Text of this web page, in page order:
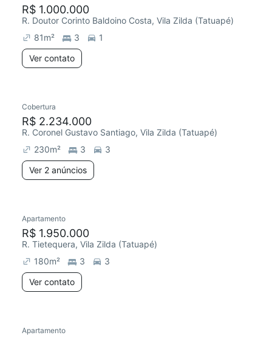
R$ 1.000.000
R. Doutor Corinto Baldoino Costa, Vila Zilda (Tatuapé)
81m² 3
1
Ver contato
Redecorar
Cobertura
R$ 2.234.000
R. Coronel Gustavo Santiago, Vila Zilda (Tatuapé)
230m² 3
3
Ver 2 anúncios
Redecorar
Apartamento
R$ 1.950.000
R. Tietequera, Vila Zilda (Tatuapé)
180m² 3
3
Ver contato
Apartamento